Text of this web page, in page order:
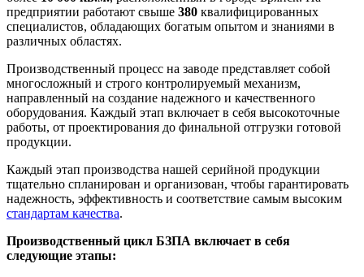
предприятии работают свыше 380 квалифицированных
специалистов, обладающих богатым опытом и знаниями в
различных областях.
Производственный процесс на заводе представляет собой
многосложный и строго контролируемый механизм,
направленный на создание надежного и качественного
оборудования. Каждый этап включает в себя высокоточные
работы, от проектирования до финальной отгрузки готовой
продукции.
Каждый этап производства нашей серийной продукции
тщательно спланирован и организован, чтобы гарантировать
надежность, эффективность и соответствие самым высоким
стандартам качества.
Производственный цикл БЗПА включает в себя
следующие этапы: